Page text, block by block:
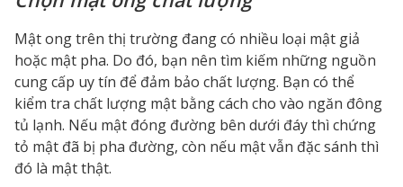
Mật ong trên thị trường đang có nhiều loại mật giả
hoặc mật pha. Do đó, bạn nên tìm kiếm những nguồn
cung cấp uy tín để đảm bảo chất lượng. Bạn có thể
kiểm tra chất lượng mật bằng cách cho vào ngăn đông
tủ lạnh. Nếu mật đóng đường bên dưới đáy thì chứng
tỏ mật đã bị pha đường, còn nếu mật vẫn đặc sánh thì
đó là mật thật.